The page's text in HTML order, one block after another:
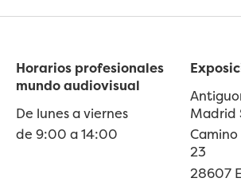
Horarios profesionales
mundo audiovisual
De lunes a viernes
de 9:00 a 14:00
Madrid
23
28607